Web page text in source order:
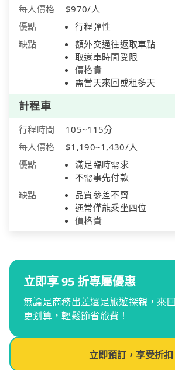
每人價格
$970/人
優點
行程彈性
缺點
額外交通往返取車點
取還車時間受限
價格貴
需當天來回或租多天
計程車
行程時間
105~115分
每人價格
$1,190~1,430/人
優點
滿足臨時需求
不需事先付款
缺點
品質參差不齊
通常僅能乘坐四位
價格貴
立即享 95 折專屬優惠
無論是商務出差還是旅遊探親，來
更划算，輕鬆節省旅費！
立即預訂，享受折扣